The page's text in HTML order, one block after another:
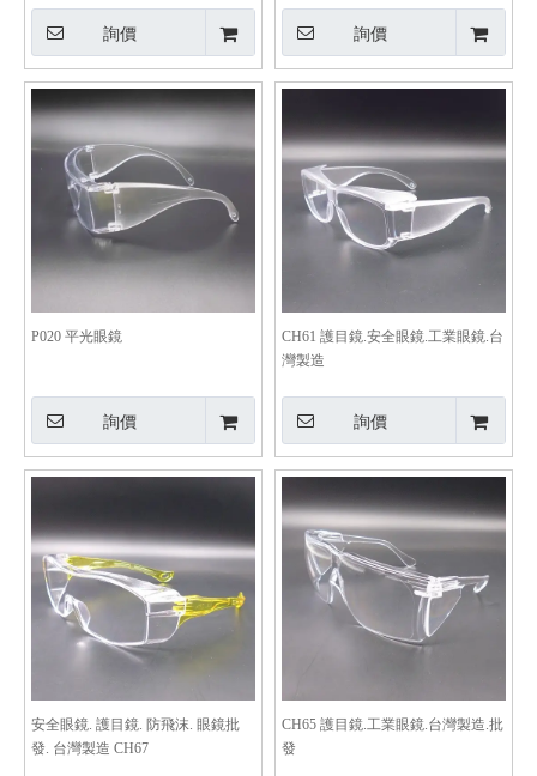
詢價 詢價
P020 平光眼鏡
詢價
CH61 護目鏡.安全眼鏡.工業眼鏡.台
灣製造
詢價
安全眼鏡. 護目鏡. 防飛沫. 眼鏡批
發. 台灣製造 CH67
CH65 護目鏡.工業眼鏡.台灣製造.批
發